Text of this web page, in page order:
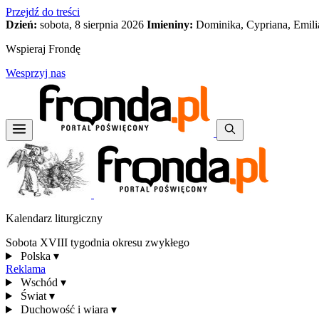
Przejdź do treści
Dzień: sobota, 8 sierpnia 2026 Imieniny: Dominika, Cypriana,
Wspieraj Frondę
Wesprzyj nas
Kalendarz liturgiczny
Sobota XVIII tygodnia okresu zwykłego
Polska ▾
Reklama
Wschód ▾
Świat ▾
Duchowość i wiara ▾